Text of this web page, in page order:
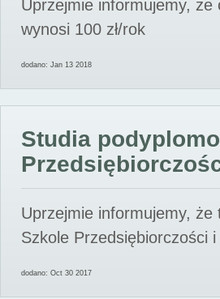
Uprzejmie informujemy, że
wynosi 100 zł/rok
dodano: Jan 13 2018
Studia
Uprzejmie informujemy,
Szkole Przedsiębiorczości
dodano: Oct 30 2017